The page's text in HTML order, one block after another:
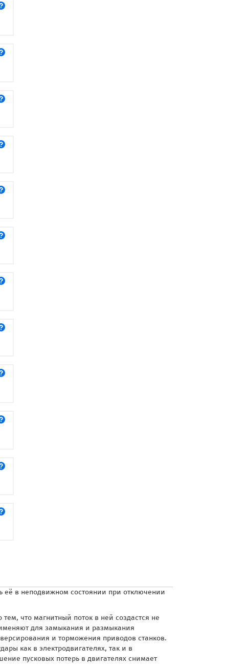
её в неподвижном состоянии при отключении
что магнитный поток в ней создастся не
для замыкания и размыкания
и торможения приводов станков.
как в электродвигателях, так и в
пусковых потерь в двигателях снимает